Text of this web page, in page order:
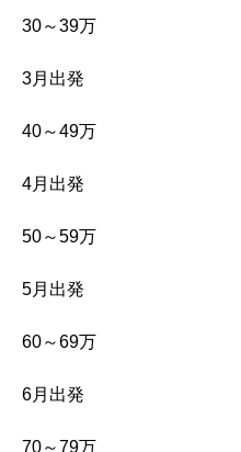
30～39万
3月出発
40～49万
4月出発
50～59万
5月出発
60～69万
6月出発
70～79万